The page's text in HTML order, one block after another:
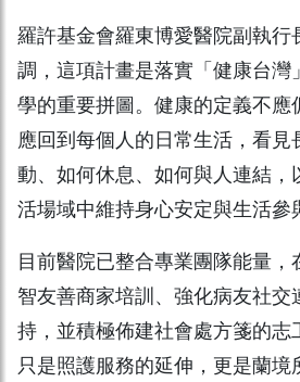
羅許基金會羅東博愛醫院副執行
調，這項計畫是落實「健康台灣
學的重要拼圖。健康的定義不應
應回到每個人的日常生活，看見
動、如何休息、如何與人連結
活場域中維持身心安定與生活參
目前醫院已整合專業團隊能量
智友善商家培訓、強化病友社
持，並積極佈建社會處方箋的志
只是照護服務的延伸，更是蘭